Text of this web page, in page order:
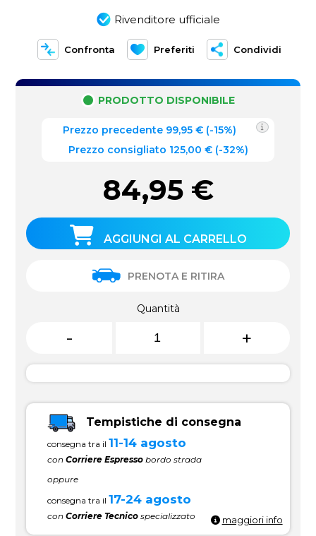
Rivenditore ufficiale
Confronta Preferiti Condividi
PRODOTTO DISPONIBILE
Prezzo precedente 99,95 € (-15%)
Prezzo consigliato 125,00 € (-32%)
84,95 €
AGGIUNGI AL CARRELLO
PRENOTA E RITIRA
Quantità
- +
Tempistiche di consegna
consegna tra il11-14 agosto
conCorriere Espresso bordo strada
oppure
consegna tra il17-24 agosto
conCorriere Tecnico specializzato maggiori info